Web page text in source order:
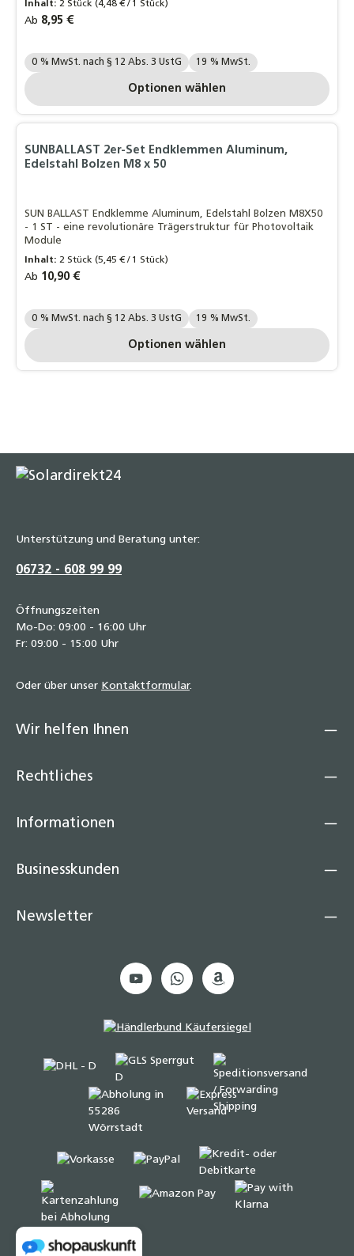
Inhalt:2 Stück(4,48 € / 1 Stück)
Regulärer Preis:
Ab 8,95 €
Ihre MwSt. Auswahl::
0 % MwSt. nach § 12 Abs. 3 UstG 19 % MwSt.
Optionen wählen
SUNBALLAST 2er-Set Endklemmen Aluminum,
Edelstahl Bolzen M8 x 50
SUN BALLAST Endklemme Aluminum, Edelstahl Bolzen M8X50
- 1 ST - eine revolutionäre Trägerstruktur für Photovoltaik
Module
Inhalt:2 Stück(5,45 € / 1 Stück)
Regulärer Preis:
Ab 10,90 €
Ihre MwSt. Auswahl::
0 % MwSt. nach § 12 Abs. 3 UstG 19 % MwSt.
Optionen wählen
Unterstützung und Beratung unter:
06732 - 608 99 99
Öffnungszeiten
Mo-Do: 09:00 - 16:00 Uhr
Fr: 09:00 - 15:00 Uhr
Oder über unser Kontaktformular.
Wir helfen Ihnen
Rechtliches
Informationen
Businesskunden
Newsletter